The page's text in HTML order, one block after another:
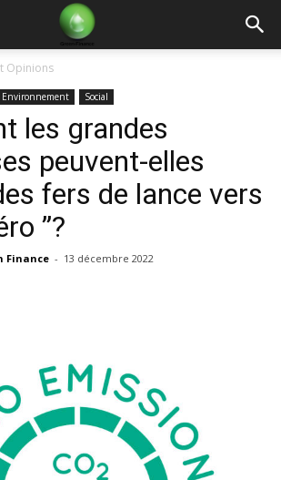
Opinions
Environnement Social
les grandes
peuvent-elles
fers de lance vers
”?
Finance - 13 décembre 2022